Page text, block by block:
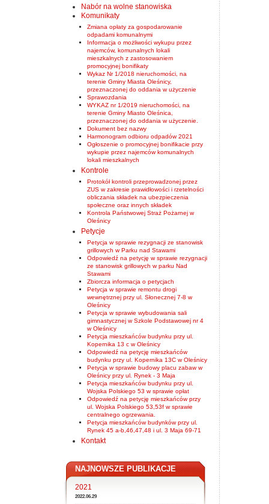
Nabór na wolne stanowiska
Komunikaty
Zmiana opłaty za gospodarowanie
odpadami komunalnymi
Informacja o możliwości wykupu przez
najemców, komunalnych lokali
mieszkalnych z zastosowaniem
promocyjnej bonifikaty
Wykaz Nr 1/2018 nieruchomości, na
terenie Gminy Miasta Oleśnicy,
przeznaczonej do oddania w użyczenie
Sprawozdania
WYKAZ nr 1/2019 nieruchomości, na
terenie Gminy Miasto Oleśnica,
przeznaczonej do oddania w użyczenie.
Dokument bez nazwy
Harmonogram odbioru odpadów 2021
Ogłoszenie o promocyjnej bonifikacie przy
wykupie przez najemców komunalnych
lokali mieszkalnych
Kontrole
Protokół kontroli przeprowadzonej przez
ZUS w zakresie prawidłowości i rzetelności
obliczania składek na ubezpieczenia
społeczne oraz innych składek
Kontrola Państwowej Straż Pożarnej w
Oleśnicy
Petycje
Petycja w sprawie rezygnacji ze stanowisk
grillowych w Parku nad Stawami
Odpowiedź na petycję w sprawie rezygnacji
ze stanowisk grillowych w parku Nad
Stawami
Zbiorcza informacja o petycjach
Petycja w sprawie remontu drogi
wewnętrznej przy ul. Słonecznej 7-8 w
Oleśnicy
Petycja w sprawie wybudowania sali
gimnastycznej w Szkole Podstawowej nr 4
w Oleśnicy
Petycja mieszkańców budynku przy ul.
Kopernika 13 c w Oleśnicy
Odpowiedź na petycję mieszkańców
budynku przy ul. Kopernika 13C w Oleśnicy
Petycja w sprawie budowy placu zabaw w
Oleśnicy przy ul. Rynek - 3 Maja
Petycja mieszkańców budynku przy ul.
Wojska Polskiego 53 w sprawie opłat
Odpowiedź na petycję mieszkańców przy
ul. Wojska Polskiego 53,53f w sprawie
centralnego ogrzewania.
Petycja mieszkańców budynków przy ul.
Rynek 45 a-b,46,47,48 i ul. 3 Maja 69-71
Kontakt
NAJNOWSZE PUBLIKACJE
2021
2022.06.29